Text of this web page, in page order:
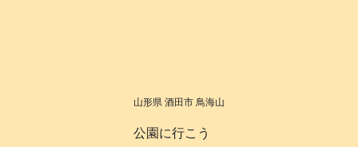
山形県 酒田市 鳥海山
公園に行こう